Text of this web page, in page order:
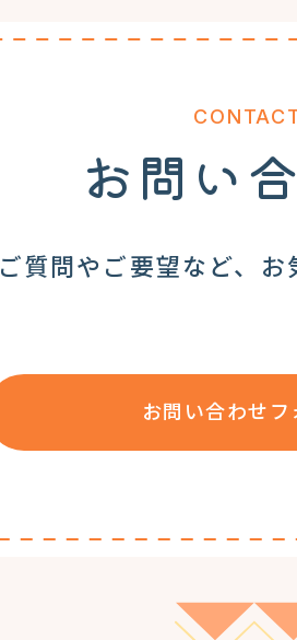
お問い
質問やご要望など、お
お問い合わせフ